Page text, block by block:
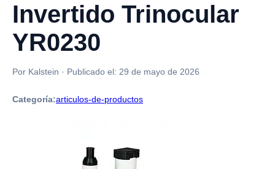
Invertido Trinocular
YR0230
Por Kalstein · Publicado el: 29 de mayo de 2026
Categoría:articulos-de-productos